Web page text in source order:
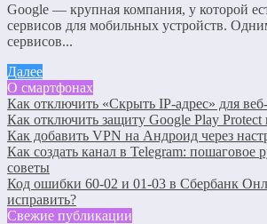
Google — крупная компания, у которой
сервисов для мобильных устройств.
сервисов...
Далее
О смартфонах
Как отключить «Скрыть IP-адрес» для
Как отключить защиту Google Play Protect
Как добавить VPN на Андроид через
Как создать канал в Telegram: пошаговое
советы
Код ошибки 60-02 и 01-03 в Сбербанк
исправить?
Свежие публикации